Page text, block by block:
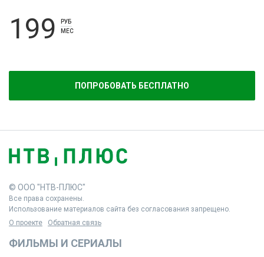
199
РУБ
МЕС
ПОПРОБОВАТЬ БЕСПЛАТНО
© ООО "НТВ-ПЛЮС"
Все права сохранены.
Использование материалов сайта без согласования запрещено.
О проекте
Обратная связь
ФИЛЬМЫ И СЕРИАЛЫ